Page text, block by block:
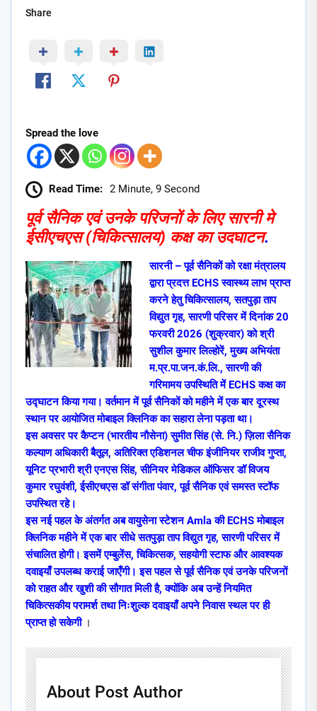
Share
Spread the love
Read Time: 2 Minute, 9 Second
पूर्व सैनिक एवं उनके परिजनों के लिए सारनी मे
ईसीएचएस (चिकित्सालय) कक्ष का उदघाटन.
सारनी – पूर्व सैनिकों को रक्षा मंत्रालय
द्वारा प्रदत्त ECHS स्वास्थ्य लाभ प्राप्त
करने हेतु चिकित्सालय, सतपुड़ा ताप
विद्युत गृह, सारणी परिसर में दिनांक 20
फरवरी 2026 (शुक्रवार) को श्री
सुशील कुमार लिल्‍होरें, मुख्‍य अभियंता
म.प्र.पा.जन.कं.लि., सारणी की
गरिमामय उपस्थिति में ECHS कक्ष का
उद्घाटन किया गया। वर्तमान में पूर्व सैनिकों को महीने में एक बार दूरस्थ
स्थान पर आयोजित मोबाइल क्लिनिक का सहारा लेना पड़ता था।
इस अवसर पर कैप्टन (भारतीय नौसेना) सुमीत सिंह (से. नि.) ज़िला सैनिक
कल्याण अधिकारी बैतूल, अतिरिक्त एडिशनल चीफ इंजीनियर राजीव गुप्ता,
यूनिट प्रभारी श्री एनएस सिंह, सीनियर मेडिकल ऑफिसर डॉ विजय
कुमार रघुवंशी, ईसीएचएस डॉ संगीता पंवार, पूर्व सैनिक एवं समस्‍त स्‍टॉफ
उपस्थित रहे।
इस नई पहल के अंतर्गत अब वायुसेना स्टेशन Amla की ECHS मोबाइल
क्लिनिक महीने में एक बार सीधे सतपुड़ा ताप विद्युत गृह, सारणी परिसर में
संचालित होगी। इसमें एम्बुलेंस, चिकित्सक, सहयोगी स्टाफ और आवश्यक
दवाइयाँ उपलब्ध कराई जाएँगी। इस पहल से पूर्व सैनिक एवं उनके परिजनों
को राहत और खुशी की सौगात मिली है, क्योंकि अब उन्हें नियमित
चिकित्सकीय परामर्श तथा निःशुल्क दवाइयाँ अपने निवास स्थल पर ही
प्राप्त हो सकेगी ।
About Post Author